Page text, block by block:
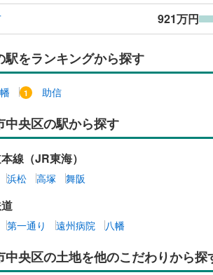
921万円
駅をランキングから探す
助信
中央区の駅から探す
線（JR東海）
浜松 高塚 舞阪
第一通り 遠州病院 八幡
中央区の土地を他のこだわりから探